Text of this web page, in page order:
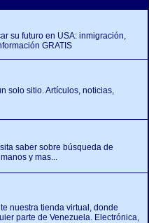
su futuro en USA: inmigración,
GRATIS
solo sitio. Artículos, noticias,
saber sobre búsqueda de
y mas...
nuestra tienda virtual, donde
parte de Venezuela. Electrónica,